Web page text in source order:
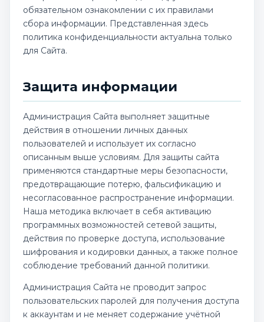
обязательном ознакомлении с их правилами
сбора информации. Представленная здесь
политика конфиденциальности актуальна только
для Сайта.
Защита информации
Администрация Сайта выполняет защитные
действия в отношении личных данных
пользователей и использует их согласно
описанным выше условиям. Для защиты сайта
применяются стандартные меры безопасности,
предотвращающие потерю, фальсификацию и
несогласованное распространение информации.
Наша методика включает в себя активацию
программных возможностей сетевой защиты,
действия по проверке доступа, использование
шифрования и кодировки данных, а также полное
соблюдение требований данной политики.
Администрация Сайта не проводит запрос
пользовательских паролей для получения доступа
к аккаунтам и не меняет содержание учётной